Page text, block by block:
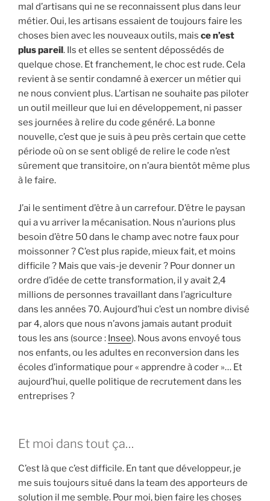
mal d’artisans qui ne se reconnaissent plus dans leur
métier. Oui, les artisans essaient de toujours faire les
choses bien avec les nouveaux outils, mais ce n’est
plus pareil. Ils et elles se sentent dépossédés de
quelque chose. Et franchement, le choc est rude. Cela
revient à se sentir condamné à exercer un métier qui
ne nous convient plus. L’artisan ne souhaite pas piloter
un outil meilleur que lui en développement, ni passer
ses journées à relire du code généré. La bonne
nouvelle, c’est que je suis à peu près certain que cette
période où on se sent obligé de relire le code n’est
sûrement que transitoire, on n’aura bientôt même plus
à le faire.
J’ai le sentiment d’être à un carrefour. D’être le paysan
qui a vu arriver la mécanisation. Nous n’aurions plus
besoin d’être 50 dans le champ avec notre faux pour
moissonner ? C’est plus rapide, mieux fait, et moins
difficile ? Mais que vais-je devenir ? Pour donner un
ordre d’idée de cette transformation, il y avait 2,4
millions de personnes travaillant dans l’agriculture
dans les années 70. Aujourd’hui c’est un nombre divisé
par 4, alors que nous n’avons jamais autant produit
tous les ans (source : Insee). Nous avons envoyé tous
nos enfants, ou les adultes en reconversion dans les
écoles d’informatique pour « apprendre à coder »… Et
aujourd’hui, quelle politique de recrutement dans les
entreprises ?
Et moi dans tout ça…
C’est là que c’est difficile. En tant que développeur, je
me suis toujours situé dans la team des apporteurs de
solution il me semble. Pour moi, bien faire les choses